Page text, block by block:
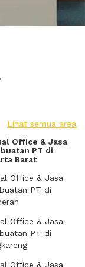
Lihat semua area
Office & Jasa
PT di
Barat
Office & Jasa
PT di
Office & Jasa
PT di
Office & Jasa